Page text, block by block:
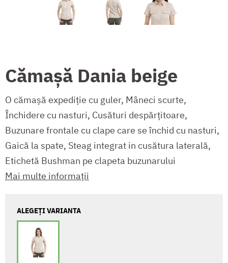
Cămașă Dania beige
O cămașă expediție cu guler, Mâneci scurte,
Închidere cu nasturi, Cusături despărțitoare,
Buzunare frontale cu clape care se închid cu nasturi,
Gaică la spate, Steag integrat in cusătura laterală,
Etichetă Bushman pe clapeta buzunarului
Mai multe informații
ALEGEȚI VARIANTA